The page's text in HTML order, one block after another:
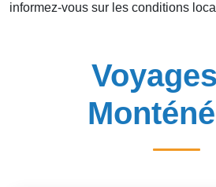
informez-vous sur les conditions